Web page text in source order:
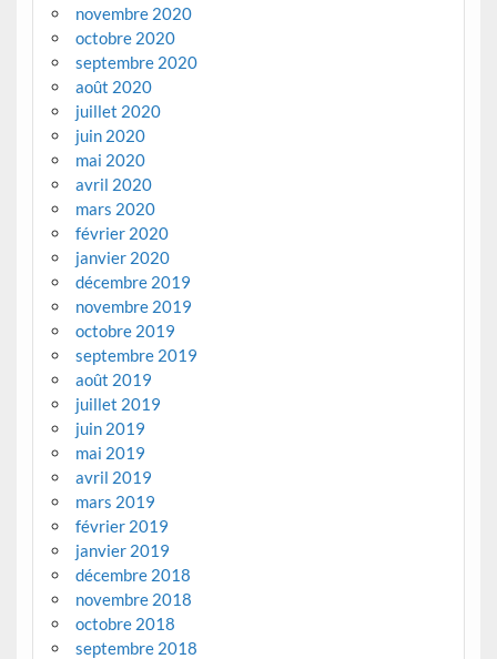
novembre 2020
octobre 2020
septembre 2020
août 2020
juillet 2020
juin 2020
mai 2020
avril 2020
mars 2020
février 2020
janvier 2020
décembre 2019
novembre 2019
octobre 2019
septembre 2019
août 2019
juillet 2019
juin 2019
mai 2019
avril 2019
mars 2019
février 2019
janvier 2019
décembre 2018
novembre 2018
octobre 2018
septembre 2018